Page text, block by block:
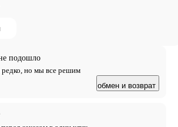
подошло
редко, но мы все решим
обмен и возврат